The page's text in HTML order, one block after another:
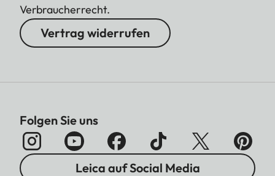
Verbraucherrecht.
Vertrag widerrufen
Folgen Sie uns
Leica auf Social Media